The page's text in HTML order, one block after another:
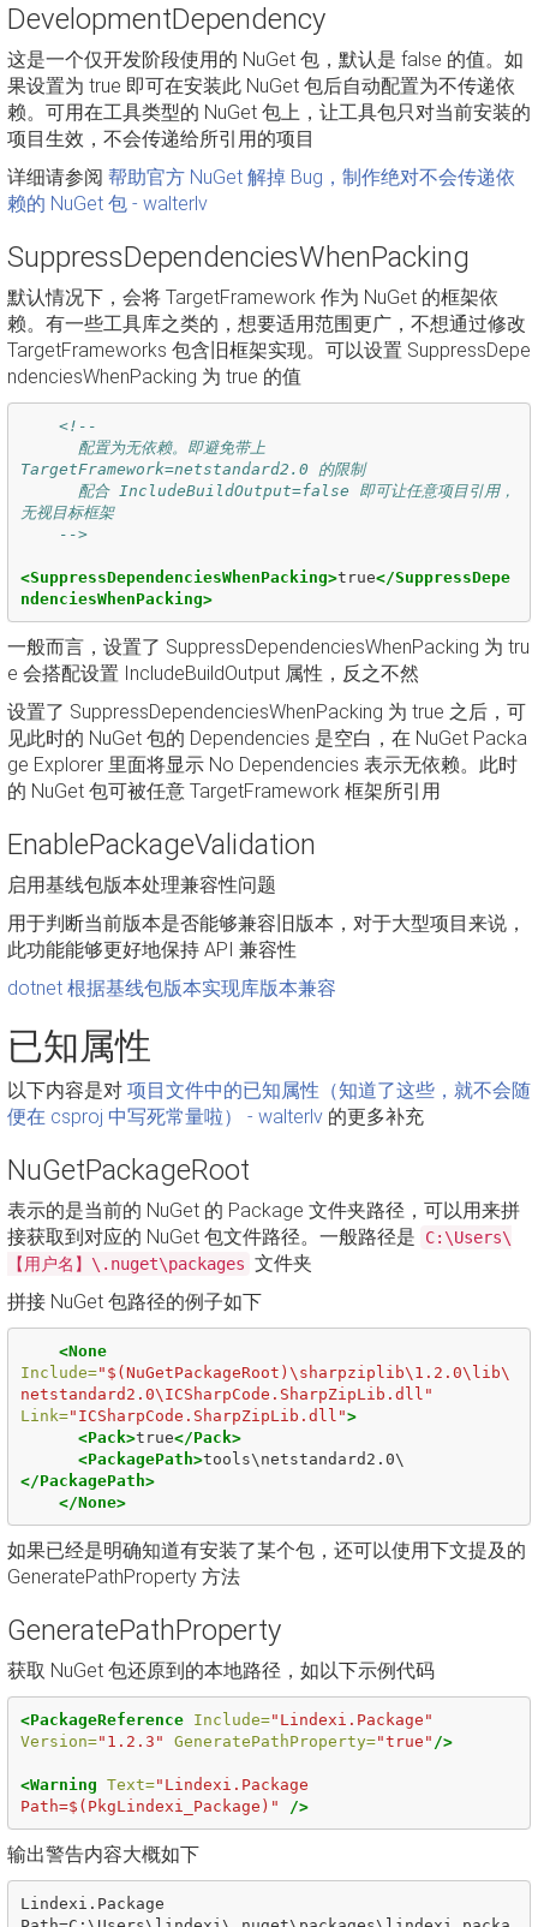
DevelopmentDependency
这是一个仅开发阶段使用的 NuGet 包，默认是 false 的值。如
果设置为 true 即可在安装此 NuGet 包后自动配置为不传递依
赖。可用在工具类型的 NuGet 包上，让工具包只对当前安装的
项目生效，不会传递给所引用的项目
详细请参阅 帮助官方 NuGet 解掉 Bug，制作绝对不会传递依
赖的 NuGet 包 - walterlv
SuppressDependenciesWhenPacking
默认情况下，会将 TargetFramework 作为 NuGet 的框架依
赖。有一些工具库之类的，想要适用范围更广，不想通过修改
TargetFrameworks 包含旧框架实现。可以设置 SuppressDepe
ndenciesWhenPacking 为 true 的值
<!--
TargetFramework=netstandard2.0 的限制
无视目标框架
    -->
<SuppressDependenciesWhenPacking>true</SuppressDepe
ndenciesWhenPacking>
一般而言，设置了 SuppressDependenciesWhenPacking 为 tru
e 会搭配设置 IncludeBuildOutput 属性，反之不然
设置了 SuppressDependenciesWhenPacking 为 true 之后，可
见此时的 NuGet 包的 Dependencies 是空白，在 NuGet Packa
ge Explorer 里面将显示 No Dependencies 表示无依赖。此时
的 NuGet 包可被任意 TargetFramework 框架所引用
EnablePackageValidation
启用基线包版本处理兼容性问题
用于判断当前版本是否能够兼容旧版本，对于大型项目来说，
此功能能够更好地保持 API 兼容性
dotnet 根据基线包版本实现库版本兼容
已知属性
以下内容是对 项目文件中的已知属性（知道了这些，就不会随
便在 csproj 中写死常量啦） - walterlv 的更多补充
NuGetPackageRoot
表示的是当前的 NuGet 的 Package 文件夹路径，可以用来拼
接获取到对应的 NuGet 包文件路径。一般路径是
C:\Users\
【用户名】\.nuget\packages 文件夹
拼接 NuGet 包路径的例子如下
<None
Include="$(NuGetPackageRoot)\sharpziplib\1.2.0\lib\
netstandard2.0\ICSharpCode.SharpZipLib.dll"
Link="ICSharpCode.SharpZipLib.dll">
<Pack>true</Pack>
<PackagePath>tools\netstandard2.0\
</PackagePath>
</None>
如果已经是明确知道有安装了某个包，还可以使用下文提及的
GeneratePathProperty 方法
GeneratePathProperty
获取 NuGet 包还原到的本地路径，如以下示例代码
<PackageReference Include="Lindexi.Package"
Version="1.2.3" GeneratePathProperty="true" />
<Warning Text="Lindexi.Package
Path=$(PkgLindexi_Package)"
/>
输出警告内容大概如下
Lindexi.Package